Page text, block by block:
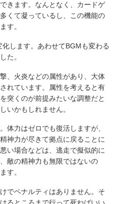
きます。なんとなく、カードゲ
くて凝っているし、この機能の
す。
します。あわせてBGMも変わる
た。
、火炎などの属性があり、大体
れています。属性を考えると有
突くのが前提みたいな調整だと
いかもしれません。
体力はゼロでも復活しますが、
神力が尽きて拠点に戻ることに
い場合などは、逃走で擬似的に
敵の精神力も無限ではないの
す。
でペナルティはありません。そ